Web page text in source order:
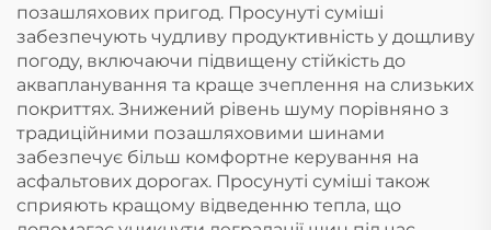
позашляхових пригод. Просунуті суміші
забезпечують чудливу продуктивність у дощливу
погоду, включаючи підвищену стійкість до
аквапланування та краще зчеплення на слизьких
покриттях. Знижений рівень шуму порівняно з
традиційними позашляховими шинами
забезпечує більш комфортне керування на
асфальтових дорогах. Просунуті суміші також
сприяють кращому відведенню тепла, що